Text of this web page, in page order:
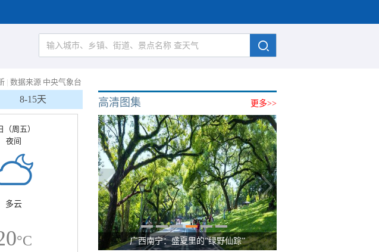
| 数据来源 中央气象台
8-15天
（周五）
夜间
多云
°C
更多>>
高清图集
广西南宁：盛夏里的“绿野仙踪”